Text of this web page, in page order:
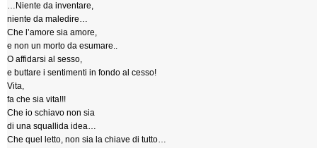
…Niente da inventare,
niente da maledire…
Che l’amore sia amore,
e non un morto da esumare..
O affidarsi al sesso,
e buttare i sentimenti in fondo al cesso!
Vita,
fa che sia vita!!!
Che io schiavo non sia
di una squallida idea…
Che quel letto, non sia la chiave di tutto…